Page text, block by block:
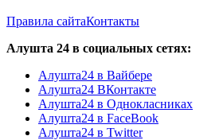
Правила сайтаКонтакты
Алушта 24 в социальных сетях:
Алушта24 в Вайбере
Алушта24 ВКонтакте
Алушта24 в Однокласниках
Алушта24 в FaceBook
Алушта24 в Twitter